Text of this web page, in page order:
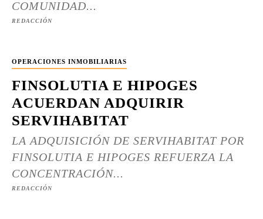
COMUNIDAD...
REDACCIÓN
OPERACIONES INMOBILIARIAS
FINSOLUTIA E HIPOGES
ACUERDAN ADQUIRIR
SERVIHABITAT
LA ADQUISICIÓN DE SERVIHABITAT POR
FINSOLUTIA E HIPOGES REFUERZA LA
CONCENTRACIÓN...
REDACCIÓN